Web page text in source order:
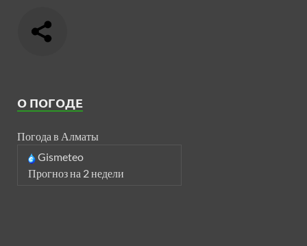
О ПОГОДЕ
Погода в Алматы
Gismeteo
Прогноз на 2 недели